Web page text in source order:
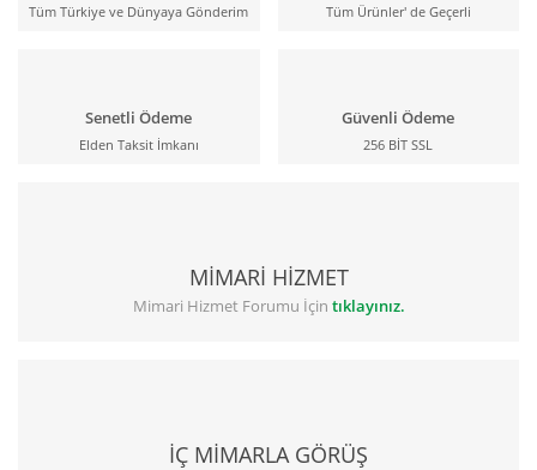
Tüm Türkiye ve Dünyaya Gönderim Tüm Ürünler' de Geçerli
Senetli Ödeme
Elden Taksit İmkanı
Güvenli Ödeme
256 BİT SSL
MİMARİ HİZMET
Mimari Hizmet Forumu İçin tıklayınız.
İÇ MİMARLA GÖRÜŞ